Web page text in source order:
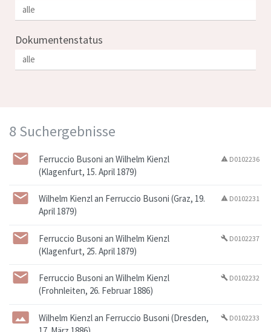
8 Suchergebnisse
Ferruccio Busoni an Wilhelm Kienzl
(Klagenfurt, 15. April 1879)
warning D0102236
Wilhelm Kienzl an Ferruccio Busoni (Graz, 19.
April 1879)
warning D0102231
Ferruccio Busoni an Wilhelm Kienzl
(Klagenfurt, 25. April 1879)
build D0102237
Ferruccio Busoni an Wilhelm Kienzl
(Frohnleiten, 26. Februar 1886)
build D0102232
Wilhelm Kienzl an Ferruccio Busoni (Dresden,
build D0102233
Dokumentenstatus